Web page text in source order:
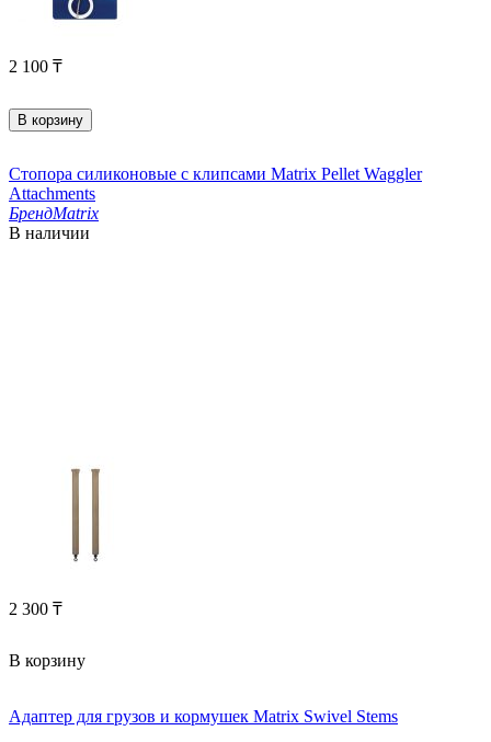
2 100 ₸
В корзину
Cтопора силиконовые с клипсами Matrix Pellet Waggler
Attachments
БрендMatrix
В наличии
2 300 ₸
В корзину
Адаптер для грузов и кормушек Matrix Swivel Stems